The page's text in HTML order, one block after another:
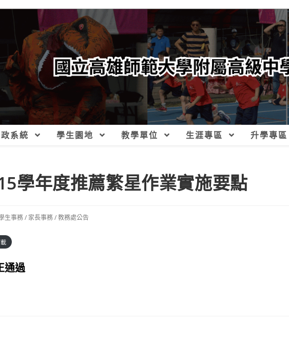
系統 學生園地 教學單位 生涯專區 升學專區
學年度推薦繁星作業實施要點
生事務/ 家長事務/教務處公告
通過